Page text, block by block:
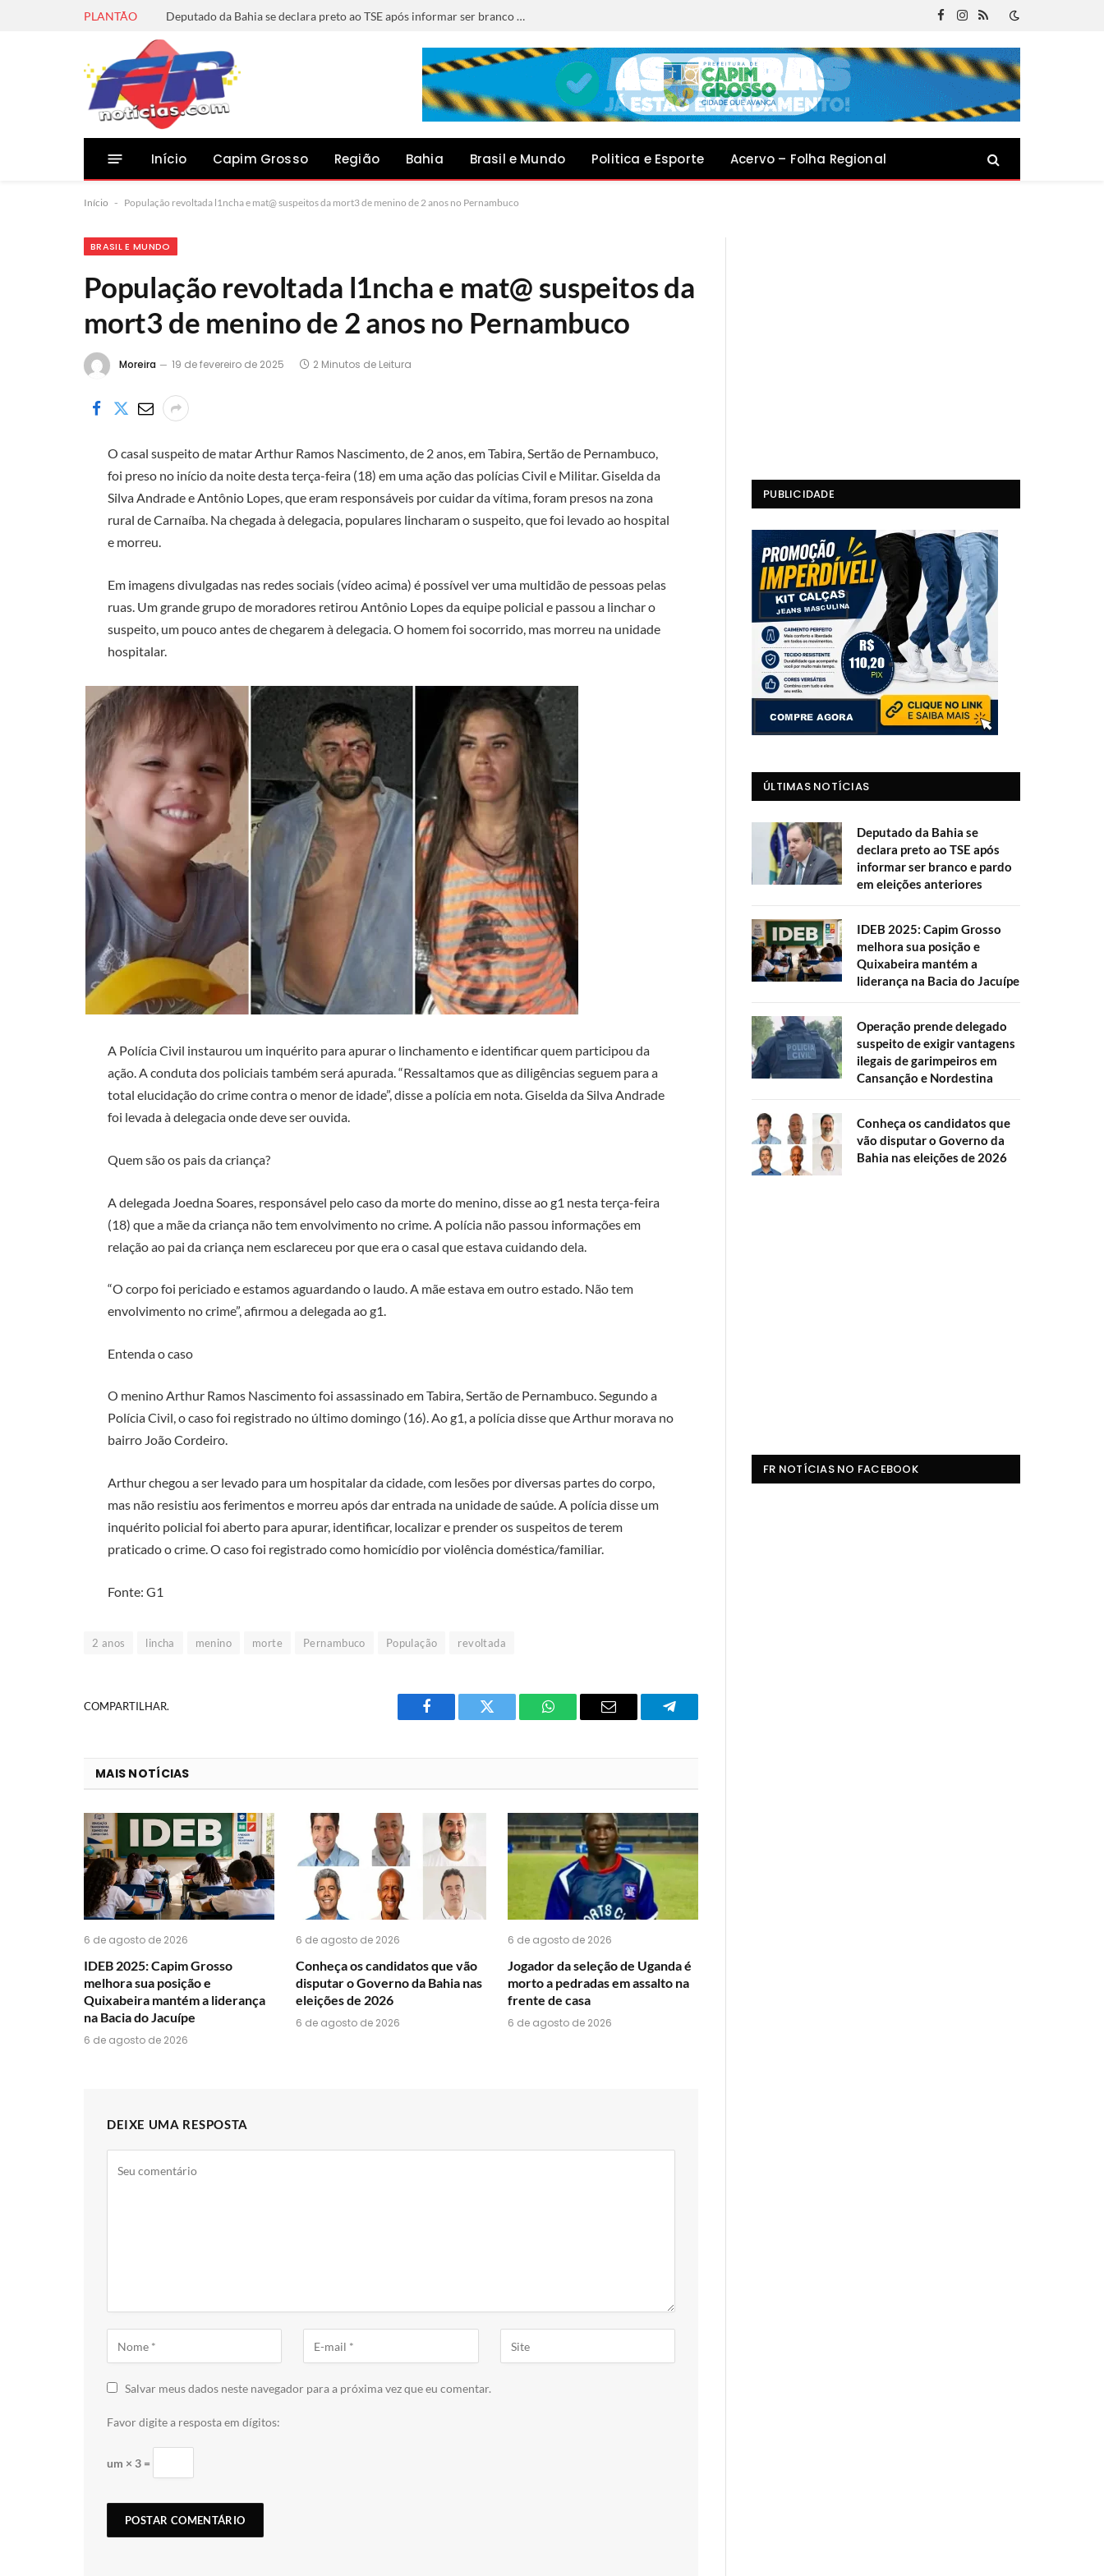
PLANTÃO Deputado da Bahia se declara preto ao TSE após informar ser branco e pardo em eleições anteriores
Facebook
Instagram
RSS
Início Capim Grosso Região Bahia Brasil e Mundo Politica e Esporte Acervo – Folha Regional
Início - População revoltada l1ncha e mat@ suspeitos da mort3 de menino de 2 anos no Pernambuco
BRASIL E MUNDO
População revoltada l1ncha e mat@ suspeitos da
mort3 de menino de 2 anos no Pernambuco
Moreira 19 de fevereiro de 2025 2 Minutos de Leitura
O casal suspeito de matar Arthur Ramos Nascimento, de 2 anos, em Tabira, Sertão de Pernambuco,
foi preso no início da noite desta terça-feira (18) em uma ação das polícias Civil e Militar. Giselda da
Silva Andrade e Antônio Lopes, que eram responsáveis por cuidar da vítima, foram presos na zona
rural de Carnaíba. Na chegada à delegacia, populares lincharam o suspeito, que foi levado ao hospital
e morreu.
Em imagens divulgadas nas redes sociais (vídeo acima) é possível ver uma multidão de pessoas pelas
ruas. Um grande grupo de moradores retirou Antônio Lopes da equipe policial e passou a linchar o
suspeito, um pouco antes de chegarem à delegacia. O homem foi socorrido, mas morreu na unidade
hospitalar.
A Polícia Civil instaurou um inquérito para apurar o linchamento e identificar quem participou da
ação. A conduta dos policiais também será apurada. “Ressaltamos que as diligências seguem para a
total elucidação do crime contra o menor de idade”, disse a polícia em nota. Giselda da Silva Andrade
foi levada à delegacia onde deve ser ouvida.
Quem são os pais da criança?
A delegada Joedna Soares, responsável pelo caso da morte do menino, disse ao g1 nesta terça-feira
(18) que a mãe da criança não tem envolvimento no crime. A polícia não passou informações em
relação ao pai da criança nem esclareceu por que era o casal que estava cuidando dela.
“O corpo foi periciado e estamos aguardando o laudo. A mãe estava em outro estado. Não tem
envolvimento no crime”, afirmou a delegada ao g1.
Entenda o caso
O menino Arthur Ramos Nascimento foi assassinado em Tabira, Sertão de Pernambuco. Segundo a
Polícia Civil, o caso foi registrado no último domingo (16). Ao g1, a polícia disse que Arthur morava no
bairro João Cordeiro.
Arthur chegou a ser levado para um hospitalar da cidade, com lesões por diversas partes do corpo,
mas não resistiu aos ferimentos e morreu após dar entrada na unidade de saúde. A polícia disse um
inquérito policial foi aberto para apurar, identificar, localizar e prender os suspeitos de terem
praticado o crime. O caso foi registrado como homicídio por violência doméstica/familiar.
Fonte: G1
2 anos lincha menino morte Pernambuco População revoltada
COMPARTILHAR.
Facebook Twitter
O
do
WhatsApp?
E-
Telegrama
MAIS NOTÍCIAS
6 de agosto de 2026
IDEB 2025: Capim Grosso
melhora sua posição e
Quixabeira mantém a liderança
na Bacia do Jacuípe
6 de agosto de 2026
6 de agosto de 2026
Conheça os candidatos que vão
disputar o Governo da Bahia nas
eleições de 2026
6 de agosto de 2026
6 de agosto de 2026
Jogador da seleção de Uganda é
morto a pedradas em assalto na
frente de casa
6 de agosto de 2026
DEIXE UMA RESPOSTA
Salvar meus dados neste navegador para a próxima vez que eu comentar.
Favor digite a resposta em dígitos:
um × 3 =
PUBLICIDADE
ÚLTIMAS NOTÍCIAS
Deputado da Bahia se
declara preto ao TSE após
informar ser branco e pardo
em eleições anteriores
IDEB 2025: Capim Grosso
melhora sua posição e
Quixabeira mantém a
liderança na Bacia do Jacuípe
Operação prende delegado
suspeito de exigir vantagens
ilegais de garimpeiros em
Cansanção e Nordestina
Conheça os candidatos que
vão disputar o Governo da
Bahia nas eleições de 2026
FR NOTÍCIAS NO FACEBOOK